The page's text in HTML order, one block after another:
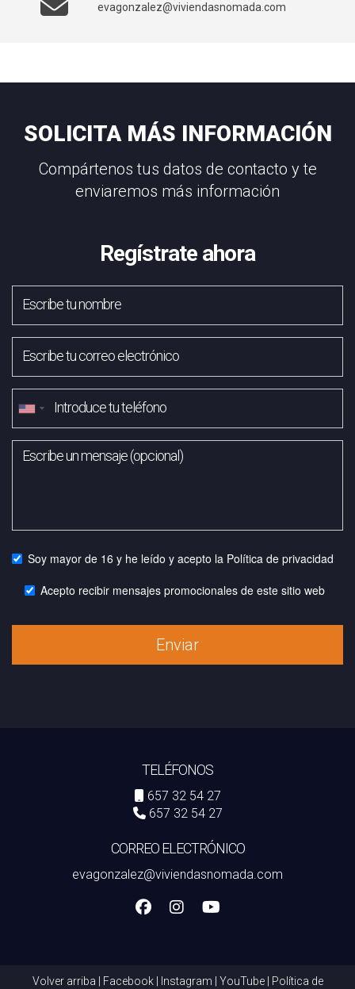
evagonzalez@viviendasnomada.com
SOLICITA MÁS INFORMACIÓN
Compártenos tus datos de contacto y te
enviaremos más información
Regístrate ahora
Soy mayor de 16 y he leído y acepto la Política de privacidad
Acepto recibir mensajes promocionales de este sitio web
Enviar
TELÉFONOS
657 32 54 27
657 32 54 27
CORREO ELECTRÓNICO
evagonzalez@viviendasnomada.com
Volver arriba Facebook| Instagram YouTube| Política de